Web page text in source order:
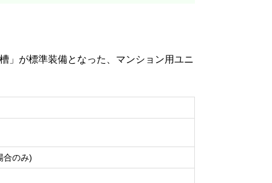
」が標準装備となった、マンション用ユニ
合のみ)